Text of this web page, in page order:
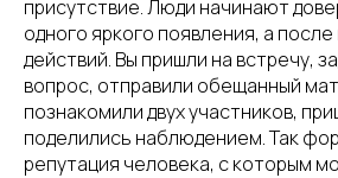
присутствие. Люди начинают
одного яркого появления, а
действий. Вы пришли на встречу,
вопрос, отправили обещанный
познакомили двух участников,
поделились наблюдением. Так
репутация человека, с которым